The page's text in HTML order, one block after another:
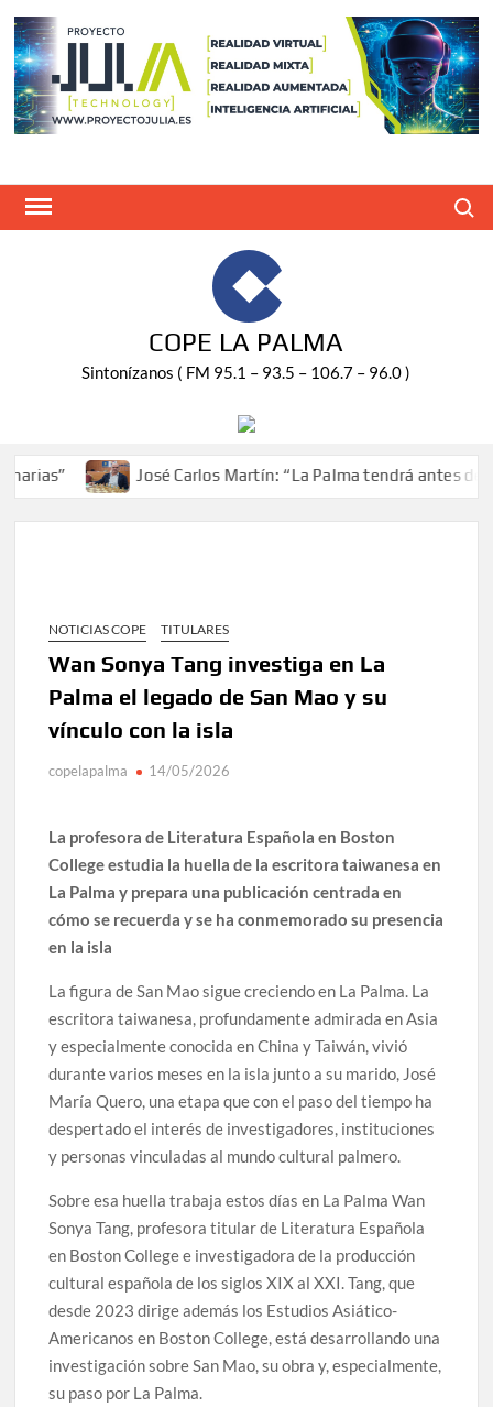
Saltar
contenido
COPE LA PALMA
Sintonízanos ( FM 95.1 – 93.5 – 106.7 – 96.0 )
José Carlos Martín: “La Palma tendrá antes de 2030
NOTICIAS COPE TITULARES
Wan Sonya Tang investiga en La
Palma el legado de San Mao y su
vínculo con la isla
copelapalma 14/05/2026
La profesora de Literatura Española en Boston
College estudia la huella de la escritora taiwanesa en
La Palma y prepara una publicación centrada en
cómo se recuerda y se ha conmemorado su presencia
en la isla
La figura de San Mao sigue creciendo en La Palma. La
escritora taiwanesa, profundamente admirada en Asia
y especialmente conocida en China y Taiwán, vivió
durante varios meses en la isla junto a su marido, José
María Quero, una etapa que con el paso del tiempo ha
despertado el interés de investigadores, instituciones
y personas vinculadas al mundo cultural palmero.
Sobre esa huella trabaja estos días en La Palma Wan
Sonya Tang, profesora titular de Literatura Española
en Boston College e investigadora de la producción
cultural española de los siglos XIX al XXI. Tang, que
desde 2023 dirige además los Estudios Asiático-
Americanos en Boston College, está desarrollando una
investigación sobre San Mao, su obra y, especialmente,
su paso por La Palma.